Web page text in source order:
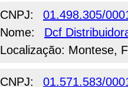
CNPJ: 01.498.305/
Nome:
Dcf
Localização: Montese,
CNPJ: 01.571.583/